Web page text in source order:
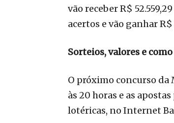
vão receber R$
acertos e vão ganhar
Sorteios, valores e
O próximo concurso
às 20 horas e as
lotéricas, no Internet